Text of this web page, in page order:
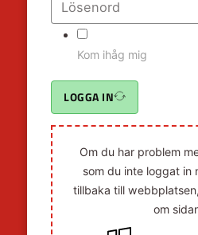
Kom ihåg mig
LOGGA IN
Om du har problem
som du inte loggat in
tillbaka till
om